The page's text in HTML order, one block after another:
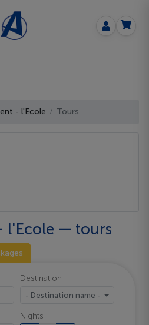
- l'Ecole Tours
l'Ecole — tours
Destination
- Destination name -
Nights